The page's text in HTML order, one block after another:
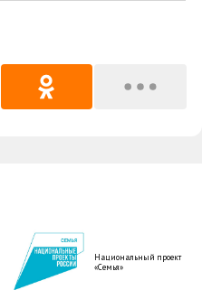
Национальный проект
«Семья»